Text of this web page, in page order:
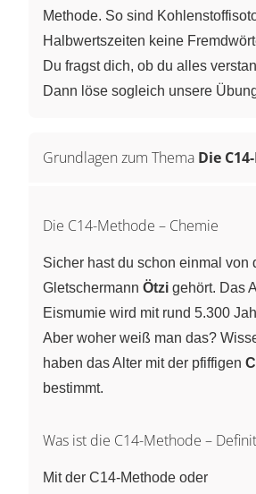
Methode. So sind
Halbwertszeiten keine
Du fragst dich, ob du alles
Dann löse sogleich unsere
Grundlagen zum Thema Die
Die C14-Methode – Chemie
Sicher hast du schon einmal von
Gletschermann Ötzi gehört. Das
Eismumie wird mit rund 5.300
Aber woher weiß man das?
haben das Alter mit der pfiffigen
bestimmt.
Was ist die C14-Methode –
Mit der C14-Methode oder